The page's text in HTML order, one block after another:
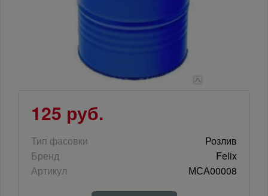
125 руб.
Тип фасовки
Розлив
Бренд
Felix
Артикул
МСА00008